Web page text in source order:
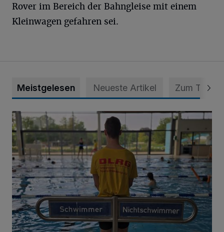
Rover im Bereich der Bahngleise mit einem
Kleinwagen gefahren sei.
Meistgelesen Neueste Artikel Zum Thema
Flotte Flosse sehr erfolgreich!